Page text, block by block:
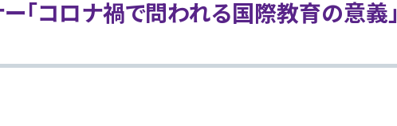
「コロナ禍で問われる国際教育の意義」